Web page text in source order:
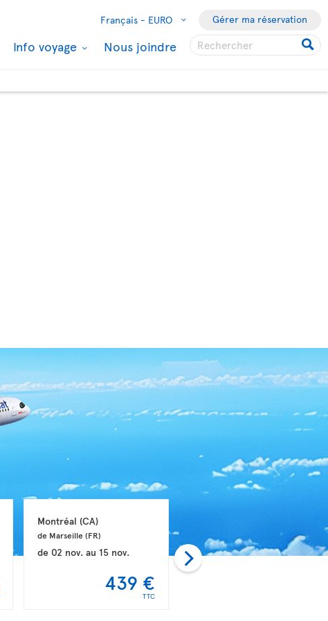
Français - EURO Gérer ma réservation
Info voyage Nous joindre
Montréal (CA)
de Marseille (FR)
de 02 nov. au 15 nov.
439 €
TTC
de30 aoûtau19 sept.